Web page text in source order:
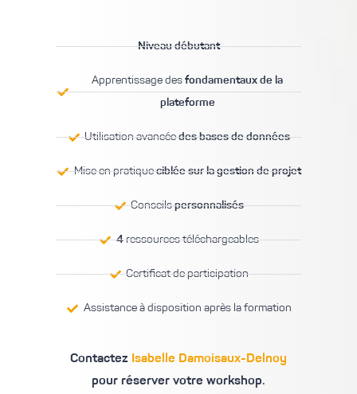
Niveau débutant
Apprentissage des fondamentaux de la
plateforme
Utilisation avancéedes bases de données
Mise en pratiqueciblée sur la gestion de projet
Conseilspersonnalisés
4ressources téléchargeables
Certificat de participation
Assistance à disposition après la formation
Contactez Isabelle Damoisaux-Delnoy
pour réserver votre workshop.